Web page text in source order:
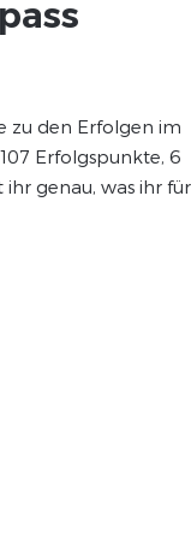
zu den Erfolgen im
Erfolgspunkte, 6
genau, was ihr